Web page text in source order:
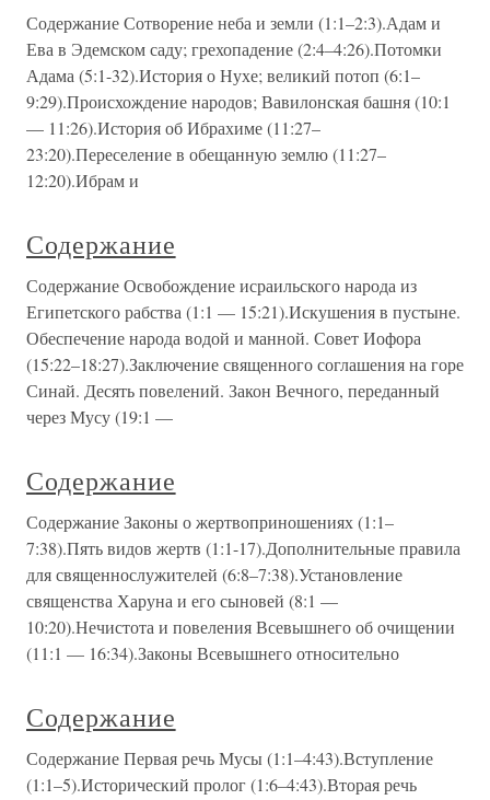
Содержание Сотворение неба и земли (1:1–2:3).Адам и
Ева в Эдемском саду; грехопадение (2:4–4:26).Потомки
Адама (5:1-32).История о Нухе; великий потоп (6:1–
9:29).Происхождение народов; Вавилонская башня (10:1
— 11:26).История об Ибрахиме (11:27–
23:20).Переселение в обещанную землю (11:27–
12:20).Ибрам и
Содержание
Содержание Освобождение исраильского народа из
Египетского рабства (1:1 — 15:21).Искушения в пустыне.
Обеспечение народа водой и манной. Совет Иофора
(15:22–18:27).Заключение священного соглашения на горе
Синай. Десять повелений. Закон Вечного, переданный
через Мусу (19:1 —
Содержание
Содержание Законы о жертвоприношениях (1:1–
7:38).Пять видов жертв (1:1-17).Дополнительные правила
для священнослужителей (6:8–7:38).Установление
священства Харуна и его сыновей (8:1 —
10:20).Нечистота и повеления Всевышнего об очищении
(11:1 — 16:34).Законы Всевышнего относительно
Содержание
Содержание Первая речь Мусы (1:1–4:43).Вступление
(1:1–5).Исторический пролог (1:6–4:43).Вторая речь